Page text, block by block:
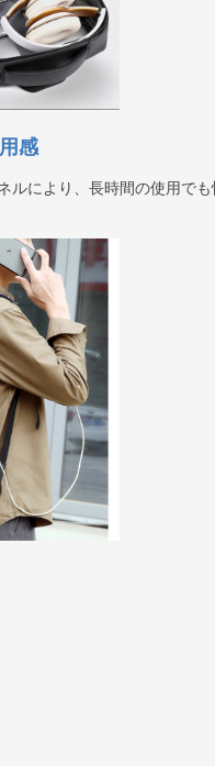
感
ルにより、長時間の使用でも